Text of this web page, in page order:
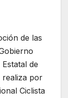
de las
de
realiza por
Ciclista